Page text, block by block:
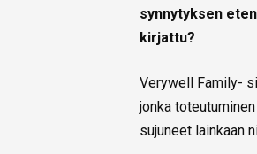
synnytyksen
kirjattu?
Verywell Family-
jonka
sujuneet lainkaan